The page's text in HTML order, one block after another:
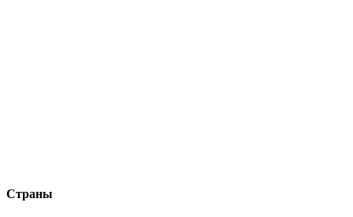
Страны